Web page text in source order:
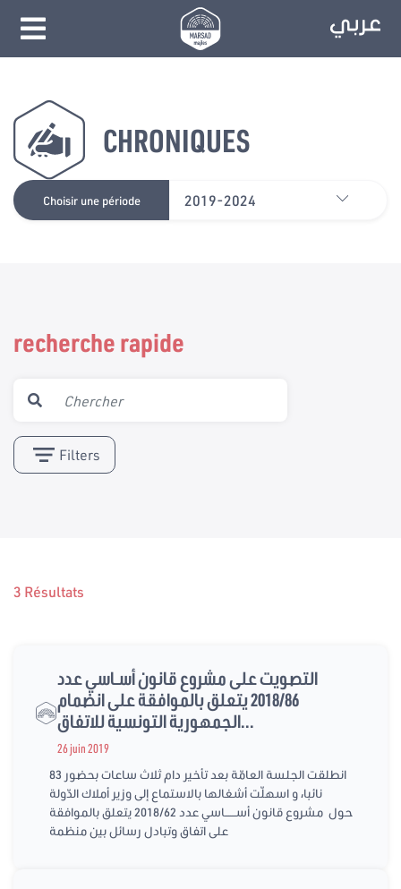
CHRONIQUES
Choisir une période 2019-2024
recherche rapide
Filters
3 Résultats
التصويت على مشروع قانون أسـاسي عدد
2018/86 يتعلق بالموافقة على انضمام
الجمهورية التونسية للاتفاق...
26 juin 2019
انطلقت الجلسة العامّة بعد تأخير دام ثلاث ساعات بحضور 83
نائبا، و اسهلّت أشغالها بالاستماع إلى وزير أملاك الدّولة
حول مشروع قانون أســــــاسي عدد 2018/62 يتعلق بالموافقة
على اتفاق وتبادل رسائل بين منظمة